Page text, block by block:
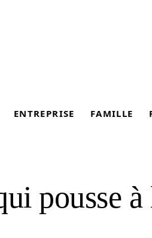
ENTREPRISE FAMILLE
pousse